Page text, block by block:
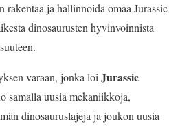
rakentaa ja hallinnoida omaa Jurassic
dinosaurusten hyvinvoinnista
varaan, jonka loi Jurassic
samalla uusia mekaniikkoja,
dinosauruslajeja ja joukon uusia